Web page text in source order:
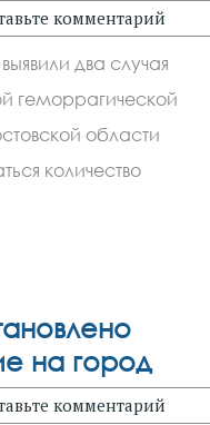
комментарий
два случая
геморрагической
области
количество
на город
комментарий